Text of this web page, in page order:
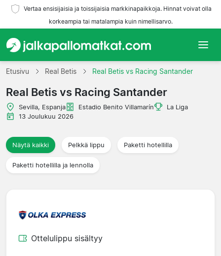
Vertaa ensisijaisia ja toissijaisia markkinapaikkoja. Hinnat voivat olla
korkeampia tai matalampia kuin nimellisarvo.
Etusivu
Joukkueet
Liigat
Matkatoimistoja
Etusivu Real Betis Real Betis vs Racing Santander
Real Betis vs Racing Santander
Sevilla, Espanja Estadio Benito Villamarín
La Liga
13 Joulukuu 2026
Näytä kaikki Pelkkä lippu Paketti hotellilla
Paketti hotellilla ja lennolla
Ottelulippu sisältyy